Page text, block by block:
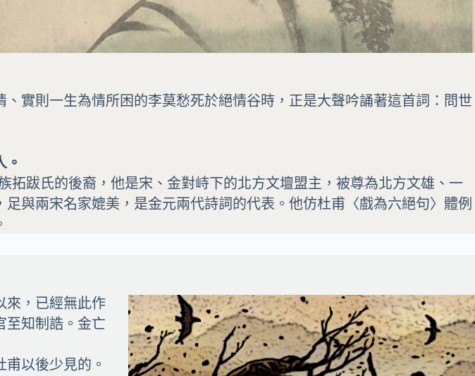
實則一生為情所困的李莫愁死於絕情谷時，正是大聲吟誦著這首詞：問世
。
拓跋氏的後裔，他是宋、金對峙下的北方文壇盟主，被尊為北方文雄、一
與兩宋名家媲美，是金元兩代詩詞的代表。他仿杜甫〈戲為六絕句〉體例
來，已經無此作
至知制誥。金亡
以後少見的。